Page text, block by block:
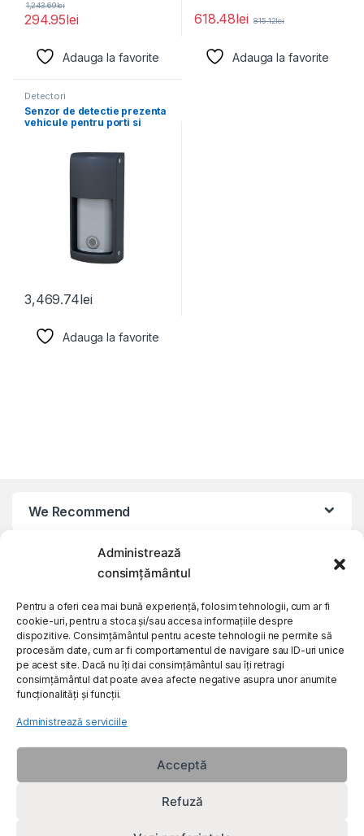
Administrează
consimțământul
Pentru a oferi cea mai bună experiență, folosim tehnologii, cum ar fi
cookie-uri, pentru a stoca și/sau accesa informațiile despre
dispozitive. Consimțământul pentru aceste tehnologii ne permite să
procesăm date, cum ar fi comportamentul de navigare sau ID-uri unice
pe acest site. Dacă nu îți dai consimțământul sau îți retragi
consimțământul dat poate avea afecte negative asupra unor anumite
funcționalități și funcții.
Administrează serviciile
Acceptă
Refuză
294.95lei
1,243.69lei
Adauga la favorite
618.48lei 815.12lei
Adauga la favorite
Detectori
Senzor de detectie prezenta
vehicule pentru porti si
3,469.74lei
Adauga la favorite
We Recommend
My Account
Customer Care
About Us